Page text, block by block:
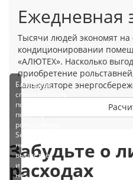
Ежедневная
Тысячи людей экономят на
кондиционировании
«АЛЮТЕХ». Насколько
приобретение
калькуляторе
Забудьте о
расходах
Благодаря
специальному
покрытию
полотно
рольставней
Security
не
выцветает
и
не